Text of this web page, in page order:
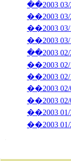
��2003
��2003
��2003
��2003
��2003
��2003
��2003